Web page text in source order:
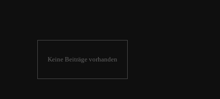
Keine Beiträge vorhanden